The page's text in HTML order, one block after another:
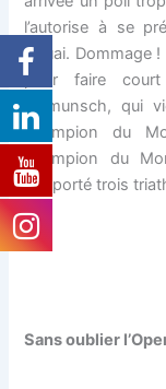
l’autorise à se
Douai. Dommage
pour faire
Diemunsch,
champion du
champion du
remporté trois
Sans oublier